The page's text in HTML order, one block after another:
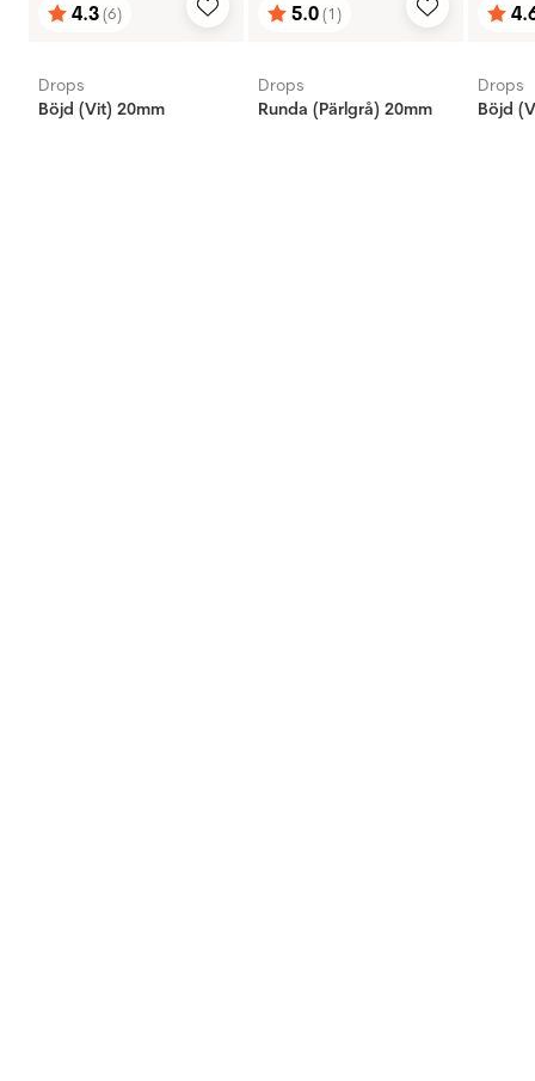
Betyg:
4.3(6)
utav 5 stjärnor
Drops
Böjd (Vit) 20mm
Betyg:
5.0(1)
utav 5 stjärnor
Drops
Runda (Pärlgrå) 20mm
utav
Drops
Böjd